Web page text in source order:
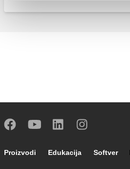
Footer main navigation
Proizvodi Edukacija Softver